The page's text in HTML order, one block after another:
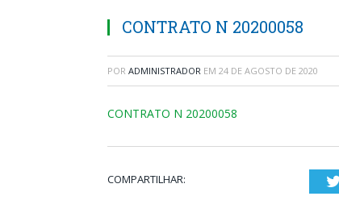
CONTRATO N 20200058
POR ADMINISTRADOR EM 24 DE AGOSTO DE 2020
CONTRATO N 20200058
COMPARTILHAR: